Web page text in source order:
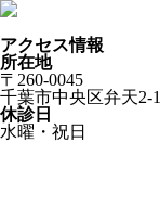
アクセス情報
所在地
〒260-0045
千葉市中央区弁天2-
休診日
水曜・祝日